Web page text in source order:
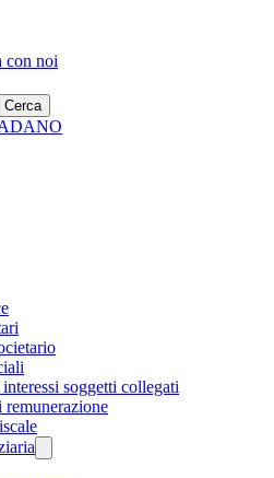
con noi
Cerca
soggetti collegati